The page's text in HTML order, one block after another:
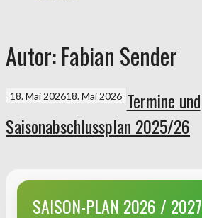
Autor:Fabian Sender
18. Mai 202618. Mai 2026 Termine und
Saisonabschlussplan 2025/26
SAISON-PLAN 2026 / 2027